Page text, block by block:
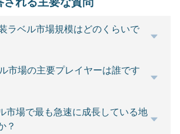
ラベル市場規模はどのくらいで
市場の主要プレイヤーは誰です
市場で最も急速に成長している地
？